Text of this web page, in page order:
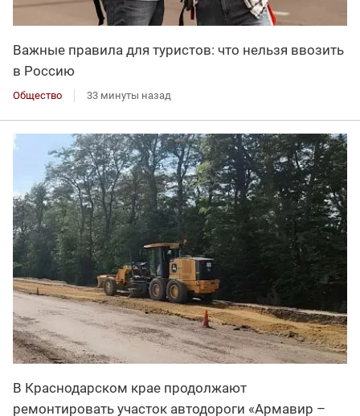
Важные правила для туристов: что нельзя ввозить
в Россию
Общество 33 минуты назад
В Краснодарском крае продолжают
ремонтировать участок автодороги «Армавир –